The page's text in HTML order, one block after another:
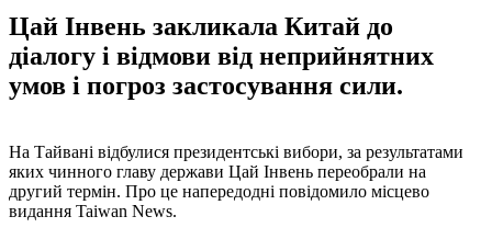
Цай Інвень закликала Китай до
діалогу і відмови від неприйнятних
умов і погроз застосування сили.
На Тайвані відбулися президентські вибори, за результатами
яких чинного главу держави Цай Інвень переобрали на
другий термін. Про це напередодні повідомило місцево
видання Taiwan News.